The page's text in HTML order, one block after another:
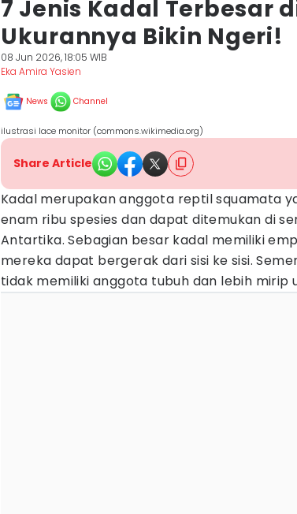
7 Jenis Kadal Terbesar
Ukurannya Bikin Ngeri!
08 Jun 2026, 18:05 WIB
Eka Amira Yasien
News Channel
ilustrasi lace monitor (commons.wikimedia.org)
Share Article
Kadal merupakan anggota reptil squamata
enam ribu spesies dan dapat ditemukan di
Antartika. Sebagian besar kadal memiliki
mereka dapat bergerak dari sisi ke sisi.
tidak memiliki anggota tubuh dan lebih mirip